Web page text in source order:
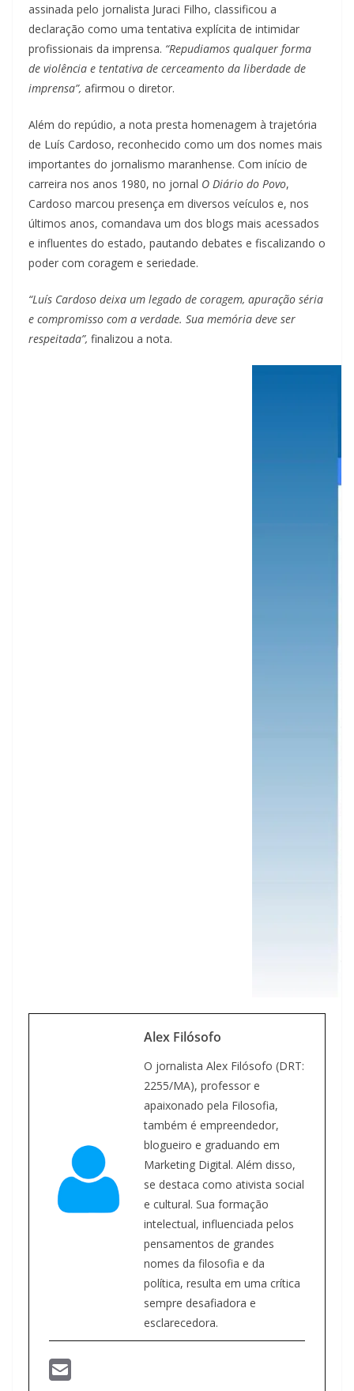
assinada pelo jornalista Juraci Filho, classificou a
declaração como uma tentativa explícita de intimidar
profissionais da imprensa. “Repudiamos qualquer forma
de violência e tentativa de cerceamento da liberdade de
imprensa”, afirmou o diretor.
Além do repúdio, a nota presta homenagem à trajetória
de Luís Cardoso, reconhecido como um dos nomes mais
importantes do jornalismo maranhense. Com início de
carreira nos anos 1980, no jornal O Diário do Povo,
Cardoso marcou presença em diversos veículos e, nos
últimos anos, comandava um dos blogs mais acessados
e influentes do estado, pautando debates e fiscalizando o
poder com coragem e seriedade.
“Luís Cardoso deixa um legado de coragem, apuração séria
e compromisso com a verdade. Sua memória deve ser
respeitada”, finalizou a nota.
Alex Filósofo
O jornalista Alex Filósofo (DRT:
2255/MA), professor e
apaixonado pela Filosofia,
também é empreendedor,
blogueiro e graduando em
Marketing Digital. Além disso,
se destaca como ativista social
e cultural. Sua formação
intelectual, influenciada pelos
pensamentos de grandes
nomes da filosofia e da
política, resulta em uma crítica
sempre desafiadora e
esclarecedora.